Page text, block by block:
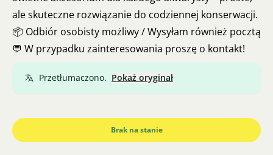
ale skuteczne rozwiązanie do codziennej konserwacji.
📦 Odbiór osobisty możliwy / Wysyłam również pocztą
💬 W przypadku zainteresowania proszę o kontakt!
Przetłumaczono. Pokaż oryginał
Brak na stanie